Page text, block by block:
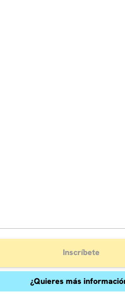
Inscríbete
¿Quieres más